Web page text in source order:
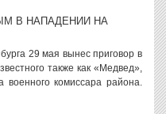
В НАПАДЕНИИ НА
29 мая вынес приговор в
также как «Медвед»,
военного комиссара района.